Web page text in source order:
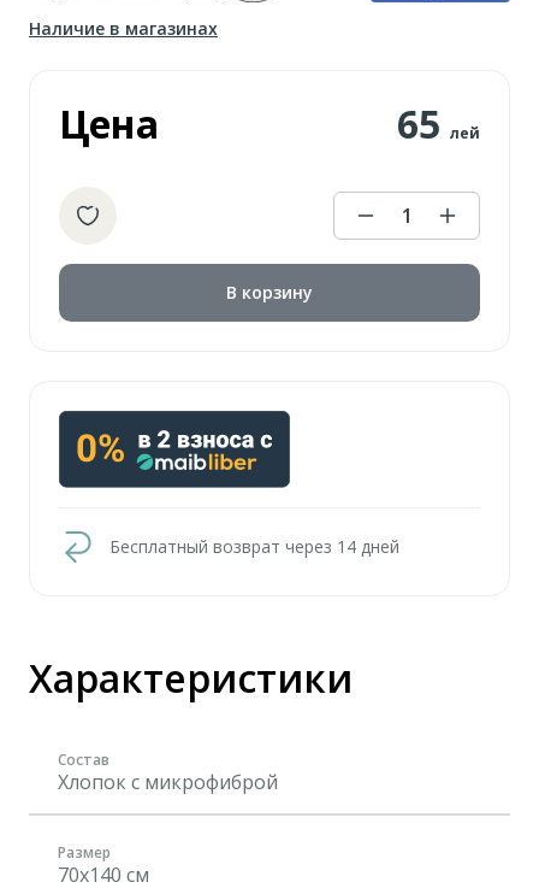
Наличие в магазинах
Цена 65 лей
1
В корзину
Бесплатный возврат через 14 дней
Характеристики
Состав
Хлопок с микрофиброй
Размер
70x140 см